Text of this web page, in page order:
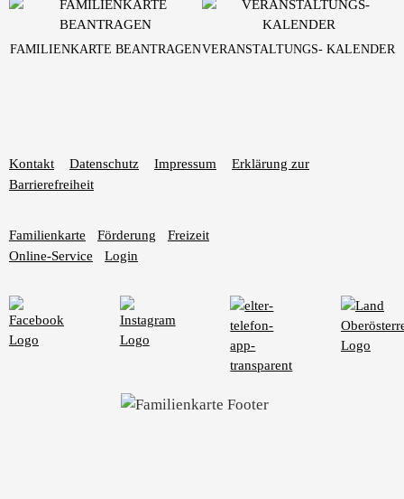
Kontakt Datenschutz Impressum
Erklärung zur
Barrierefreiheit
Familienkarte Förderung
Freizeit
Online-Service
Login
FAMILIENKARTE BEANTRAGENVERANSTALTUNGS- KALENDER